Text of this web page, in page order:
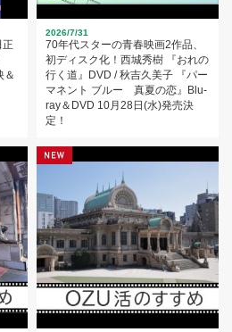
＆
2026/7/31
70年代スターの青春映画2作品、
初ディスク化！西城秀樹 『おれの
行く道』DVD / 秋吉久美子 『パー
マネント ブルー 真夏の恋』Blu-
ray＆DVD 10月28日(水)発売決
定！